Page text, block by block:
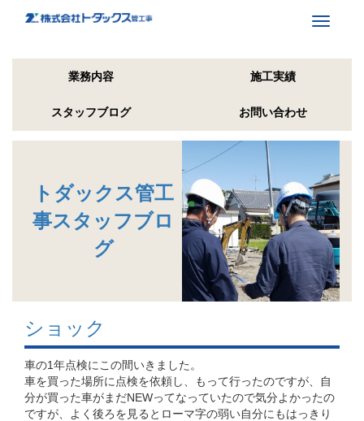
Toggle
業務内容 施工実績
スタッフブログ お問い合わせ
トダックス管工
事スタッフブロ
グ
ショック
車の1年点検にこの間いきました。
車を買った場所に点検を依頼し、もって行ったのですが、自
分が買った車がまだNEWってなっていたので気分よかったの
ですが、よく後ろを見るとローマ字の弱い自分にもはっきり